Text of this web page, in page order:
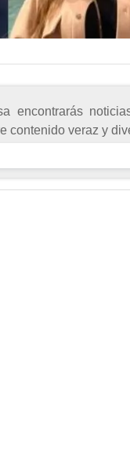
encontrarás
contenido veraz y